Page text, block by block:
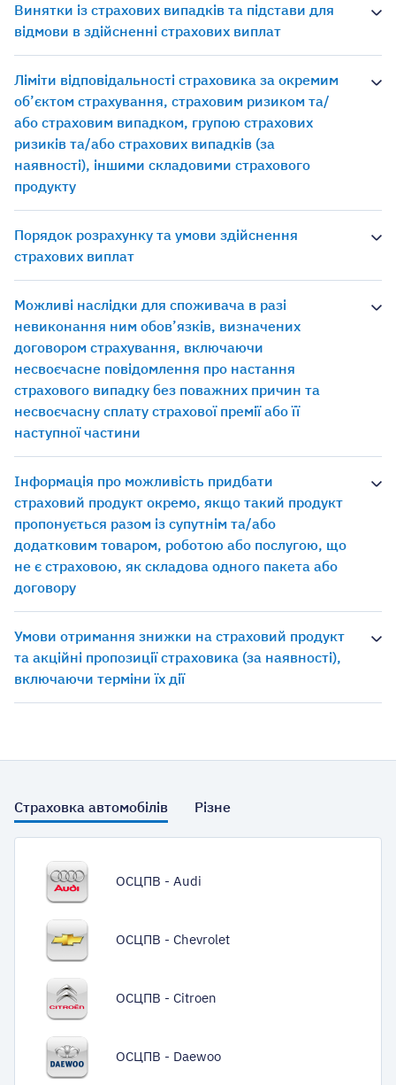
Винятки із страхових випадків та підстави для
відмови в здійсненні страхових виплат
Ліміти відповідальності страховика за окремим
об’єктом страхування, страховим ризиком та/
або страховим випадком, групою страхових
ризиків та/або страхових випадків (за
наявності), іншими складовими страхового
продукту
Порядок розрахунку та умови здійснення
страхових виплат
Можливі наслідки для споживача в разі
невиконання ним обов’язків, визначених
договором страхування, включаючи
несвоєчасне повідомлення про настання
страхового випадку без поважних причин та
несвоєчасну сплату страхової премії або її
наступної частини
Інформація про можливість придбати
страховий продукт окремо, якщо такий продукт
пропонується разом із супутнім та/або
додатковим товаром, роботою або послугою, що
не є страховою, як складова одного пакета або
договору
Умови отримання знижки на страховий продукт
та акційні пропозиції страховика (за наявності),
включаючи терміни їх дії
Страховка автомобілів Різне
ОСЦПВ - Audi
ОСЦПВ - Chevrolet
ОСЦПВ - Citroen
ОСЦПВ - Daewoo